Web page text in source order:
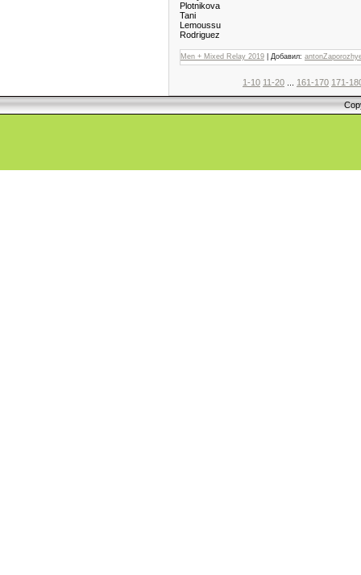
Plotnikova
Tani
Lemoussu
Rodriguez
Men + Mixed Relay 2019 | Добавил:
1-10 11-20 161-170 171-